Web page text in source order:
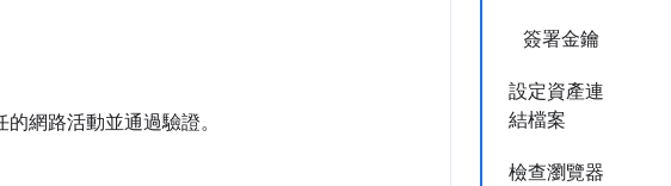
簽署金鑰
設定資產連
結檔案
檢查瀏覽器
網路活動並通過驗證。